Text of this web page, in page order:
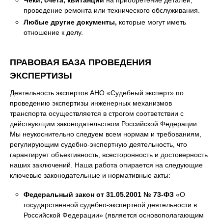
проведение ремонта или технического обслуживания.
Любые другие документы, которые могут иметь
отношение к делу.
ПРАВОВАЯ БАЗА ПРОВЕДЕНИЯ
ЭКСПЕРТИЗЫ
Деятельность экспертов АНО «Судебный эксперт» по
проведению экспертизы инженерных механизмов
транспорта осуществляется в строгом соответствии с
действующим законодательством Российской Федерации.
Мы неукоснительно следуем всем нормам и требованиям,
регулирующим судебно-экспертную деятельность, что
гарантирует объективность, всесторонность и достоверность
наших заключений. Наша работа опирается на следующие
ключевые законодательные и нормативные акты:
Федеральный закон от 31.05.2001 № 73-ФЗ «О
государственной судебно-экспертной деятельности в
Российской Федерации» (является основополагающим